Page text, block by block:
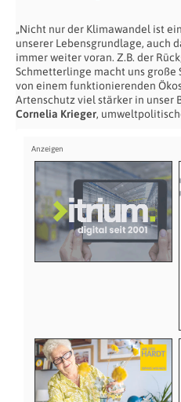
„Nicht nur der Klimawandel ist
unserer Lebensgrundlage, auch
immer weiter voran. Z.B. der
Schmetterlinge macht uns große
von einem funktionierenden
Artenschutz viel stärker in unser
Cornelia Krieger,